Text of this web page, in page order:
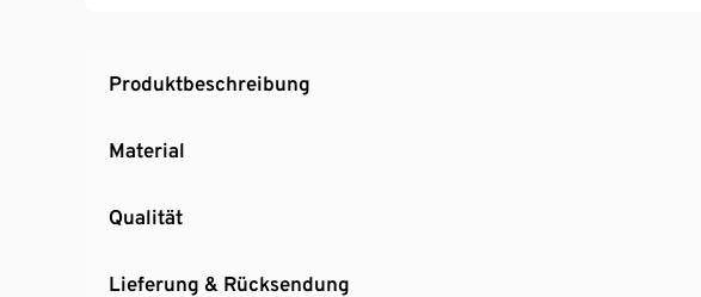
Produktbeschreibung
Material
Qualität
Lieferung & Rücksendung